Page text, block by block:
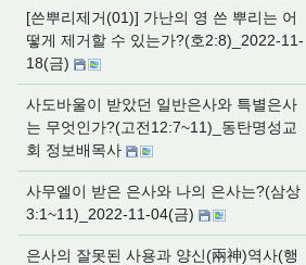
[쓴뿌리제거(01)] 가난의 영 쓴 뿌리는 어
떻게 제거할 수 있는가?(호2:8)_2022-11-
18(금)
사도바울이 받았던 일반은사와 특별은사
는 무엇인가?(고전12:7~11)_동탄명성교
회 정보배목사
사무엘이 받은 은사와 나의 은사는?(삼상
3:1~11)_2022-11-04(금)
은사의 잘못된 사용과 양신(兩神)역사(행